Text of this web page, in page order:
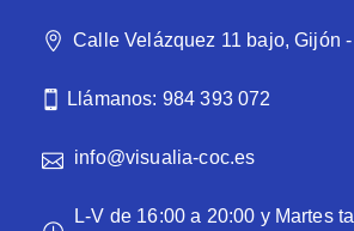
Calle Velázquez 11 bajo, Gijón
Llámanos: 984 393 072
info@visualia-coc.es
L-V de 16:00 a 20:00 y Martes